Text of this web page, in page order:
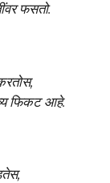
फसतो.
फिकट आहे.